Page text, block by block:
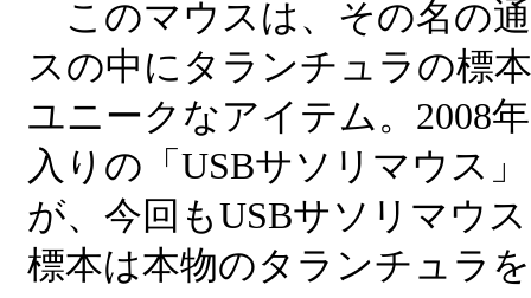
このマウスは、その名の
スの中にタランチュラの標
ユニークなアイテム。2008
入りの「USBサソリマウス
が、今回もUSBサソリマウ
標本は本物のタランチュラ